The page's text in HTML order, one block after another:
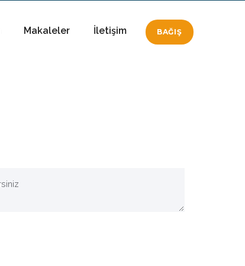
Makaleler İletişim BAĞIŞ